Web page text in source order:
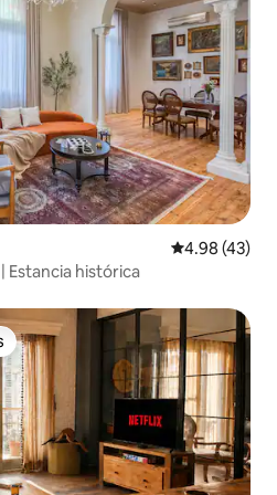
Calificación
4.98 (43)
Estancia histórica